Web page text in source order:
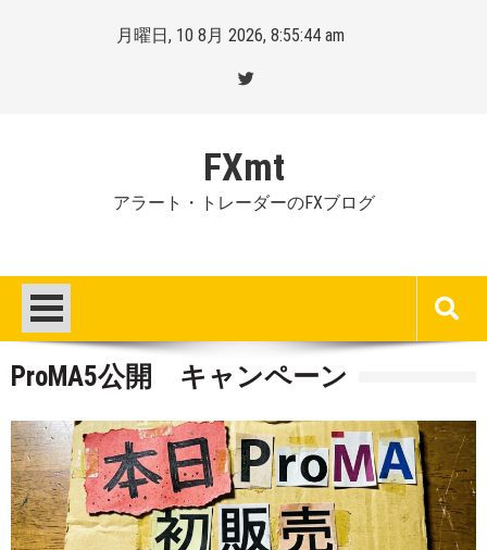
月曜日, 10 8月 2026, 8:55:45 am
FXmt
アラート・トレーダーのFXブログ
ProMA5公開 キャンペーン
Posted
on
:
2026-
By
Mt.
more